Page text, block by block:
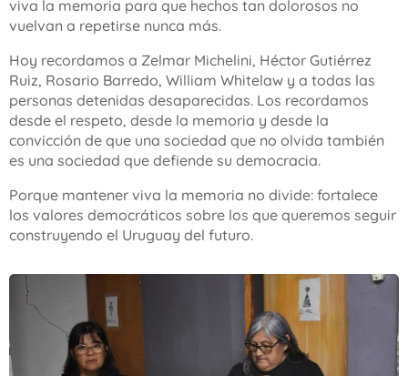
viva la memoria para que hechos tan dolorosos no
vuelvan a repetirse nunca más.
Hoy recordamos a Zelmar Michelini, Héctor Gutiérrez
Ruiz, Rosario Barredo, William Whitelaw y a todas las
personas detenidas desaparecidas. Los recordamos
desde el respeto, desde la memoria y desde la
convicción de que una sociedad que no olvida también
es una sociedad que defiende su democracia.
Porque mantener viva la memoria no divide: fortalece
los valores democráticos sobre los que queremos seguir
construyendo el Uruguay del futuro.